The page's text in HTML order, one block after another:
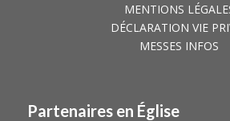
MENTIONS
DÉCLARATION VIE
MESSES INFOS
Partenaires en Église